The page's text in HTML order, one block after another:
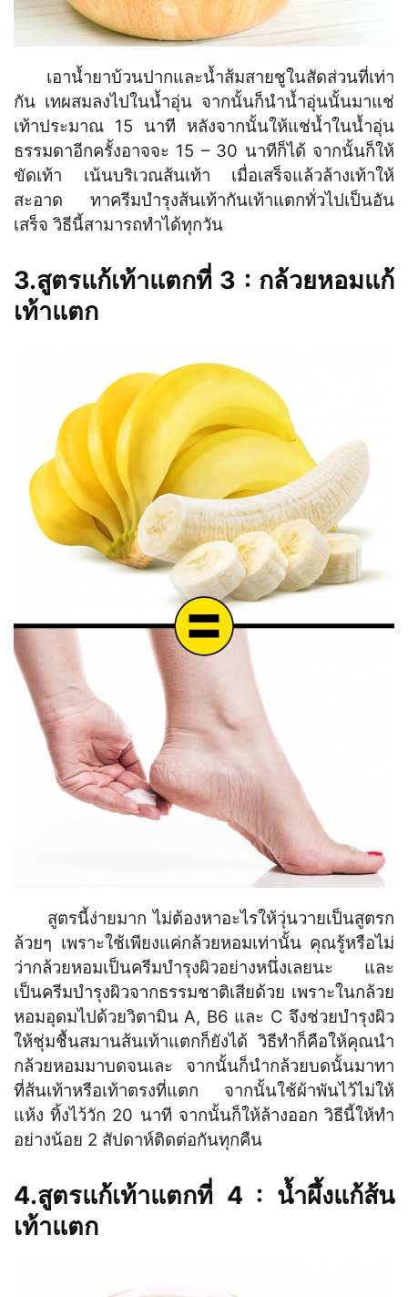
เอาน้ำยาบ้วนปากและน้ำส้มสายชูในสัดส่วนที่เท่า
กัน เทผสมลงไปในน้ำอุ่น จากนั้นก็นำน้ำอุ่นนั้นมาแช่
เท้าประมาณ 15 นาที หลังจากนั้นให้แช่น้ำในน้ำอุ่น
ธรรมดาอีกครั้งอาจจะ 15 – 30 นาทีก็ได้ จากนั้นก็ให้
ขัดเท้า เน้นบริเวณส้นเท้า เมื่อเสร็จแล้วล้างเท้าให้
สะอาด ทาครีมบำรุงส้นเท้ากันเท้าแตกทั่วไปเป็นอัน
เสร็จ วิธีนี้สามารถทำได้ทุกวัน
3.สูตรแก้เท้าแตกที่ 3 : กล้วยหอมแก้
เท้าแตก
สูตรนี้ง่ายมาก ไม่ต้องหาอะไรให้วุ่นวายเป็นสูตรก
ล้วยๆ เพราะใช้เพียงแค่กล้วยหอมเท่านั้น คุณรู้หรือไม่
ว่ากล้วยหอมเป็นครีมบำรุงผิวอย่างหนึ่งเลยนะ และ
เป็นครีมบำรุงผิวจากธรรมชาติเสียด้วย เพราะในกล้วย
หอมอุดมไปด้วยวิตามิน A, B6 และ C จึงช่วยบำรุงผิว
ให้ชุ่มชื้นสมานส้นเท้าแตกก็ยังได้ วิธีทำก็คือให้คุณนำ
กล้วยหอมมาบดจนเละ จากนั้นก็นำกล้วยบดนั้นมาทา
ที่ส้นเท้าหรือเท้าตรงที่แตก จากนั้นใช้ผ้าพันไว้ไม่ให้
แห้ง ทิ้งไว้วัก 20 นาที จากนั้นก็ให้ล้างออก วิธีนี้ให้ทำ
อย่างน้อย 2 สัปดาห์ติดต่อกันทุกคืน
4.สูตรแก้เท้าแตกที่ 4 : น้ำผึ้งแก้ส้น
เท้าแตก